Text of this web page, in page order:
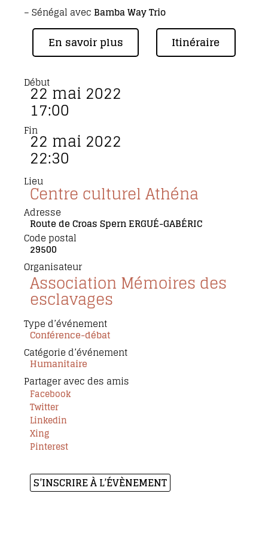
– Sénégal avec Bamba Way Trio
En savoir plus Itinéraire
Début
22 mai 2022
17:00
Fin22 mai 2022
22:30
Lieu
Centre culturel Athéna
Adresse
Route de Croas Spern ERGUÉ-GABÉRIC
Code postal
29500
Organisateur
Association Mémoires des
esclavages
Type d’événement
Conférence-débat
Catégorie d’événement
Humanitaire
Partager avec des amis
Facebook
Twitter
Linkedin
Xing
Pinterest
S’INSCRIRE À L’ÉVÈNEMENT